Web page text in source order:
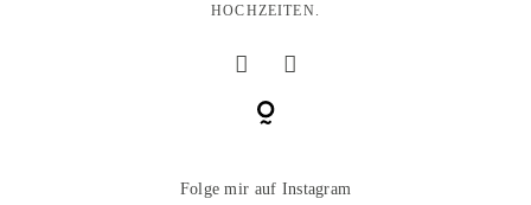
HOCHZEITEN.
Folge mir auf Instagram